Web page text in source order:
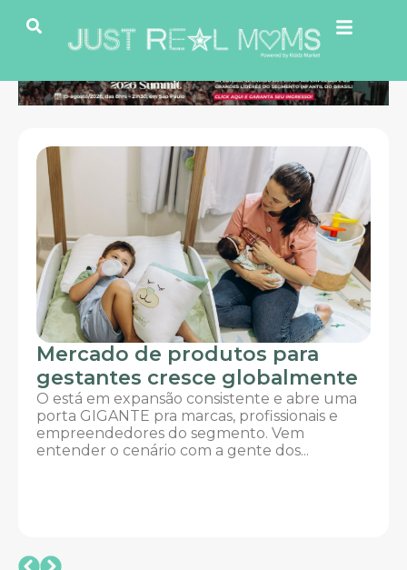
Mercado de produtos para
gestantes cresce globalmente
O está em expansão consistente e abre uma
porta GIGANTE pra marcas, profissionais e
empreendedores do segmento. Vem
entender o cenário com a gente dos...